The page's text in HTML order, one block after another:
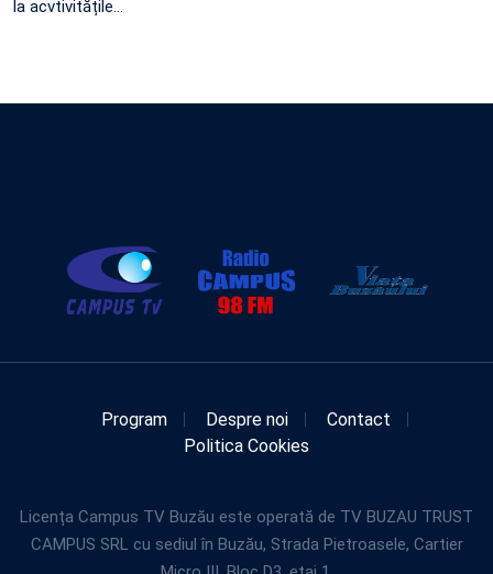
la acvtivitățile…
Program Despre noi
Contact
Politica Cookies
Licența Campus TV Buzău este operată de TV BUZAU TRUST
CAMPUS SRL cu sediul în Buzău, Strada Pietroasele, Cartier